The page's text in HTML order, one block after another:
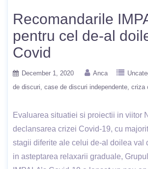
Recomandarile
pentru cel de-al
Covid
December 1, 2020 Anca
de discuri case de discuri independente criza
Evaluarea situatiei si proiectii in viitor
declansarea crizei Covid-19, cu
stagii diferite ale celui de-al doilea val
in asteptarea relaxarii graduale,